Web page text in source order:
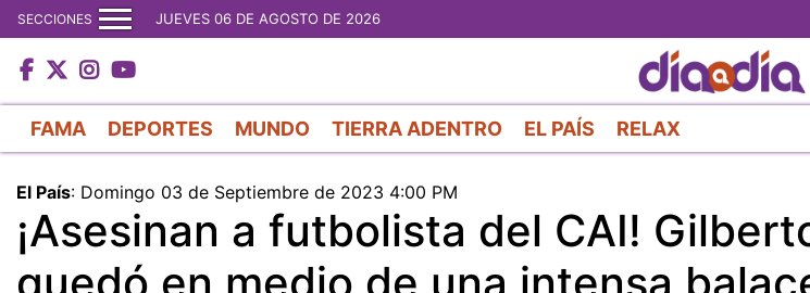
al
contenido
principal
SECCIONES JUEVES 06 DE AGOSTO DE 2026
FAMA DEPORTES MUNDO TIERRA ADENTRO EL PAÍS RELAX
El País: Domingo 03 de Septiembre de 2023 4:00 PM
¡Asesinan a futbolista del CAI!